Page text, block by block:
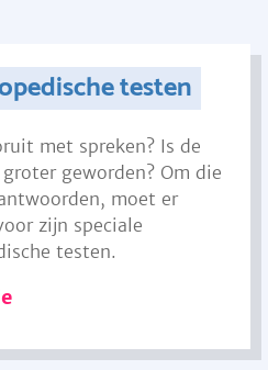
testen
met spreken? Is de
geworden? Om die
moet er
zijn speciale
testen.